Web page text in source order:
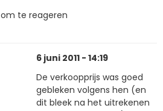
om te reageren
6 juni 2011 - 14:19
De verkoopprijs was goed
gebleken volgens hen (en
dit bleek na het uitrekenen